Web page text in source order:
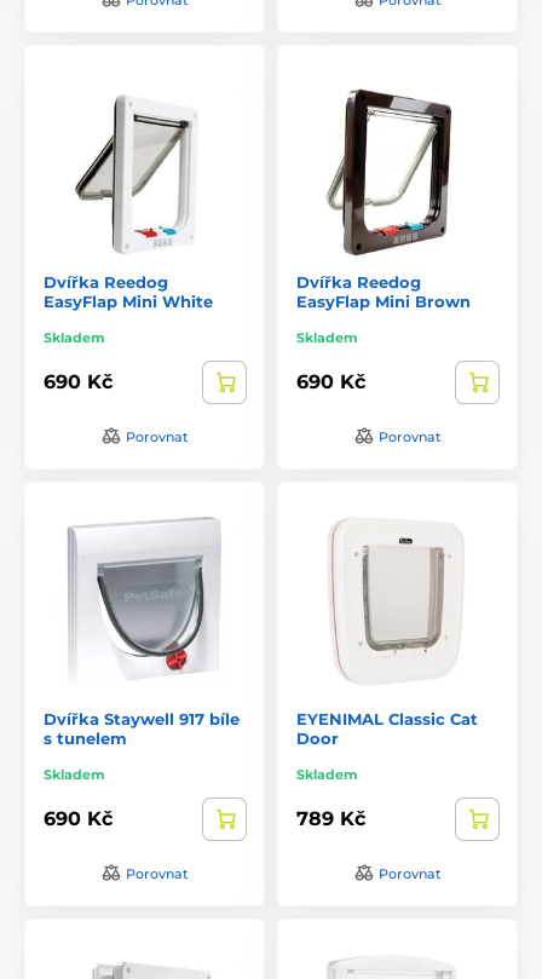
Dvířka Reedog
EasyFlap Mini White
Skladem
690 Kč
Porovnat
Dvířka Reedog
EasyFlap Mini Brown
Skladem
690 Kč
Porovnat
Dvířka Staywell 917 bíle
s tunelem
Skladem
690 Kč
Porovnat
EYENIMAL Classic Cat
Door
Skladem
789 Kč
Porovnat